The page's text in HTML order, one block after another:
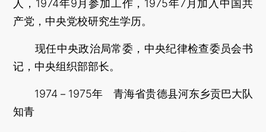
人，1974年9月参加工作，1975年7月加入中国共
产党，中央党校研究生学历。
现任中央政治局常委，中央纪律检查委员会书
记，中央组织部部长。
1974－1975年 青海省贵德县河东乡贡巴大队
知青